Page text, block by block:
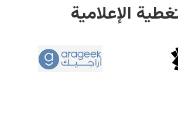
الإعلامية